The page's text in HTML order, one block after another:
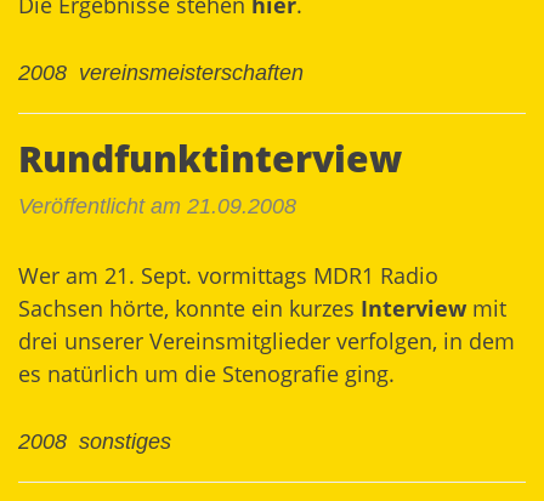
2008 vereinsmeisterschaften
Rundfunktinterview
Veröffentlicht am 21.09.2008
Wer am 21. Sept. vormittags MDR1 Radio
Sachsen hörte, konnte ein kurzes Interview mit
drei unserer Vereinsmitglieder verfolgen, in dem
es natürlich um die Stenografie ging.
2008 sonstiges